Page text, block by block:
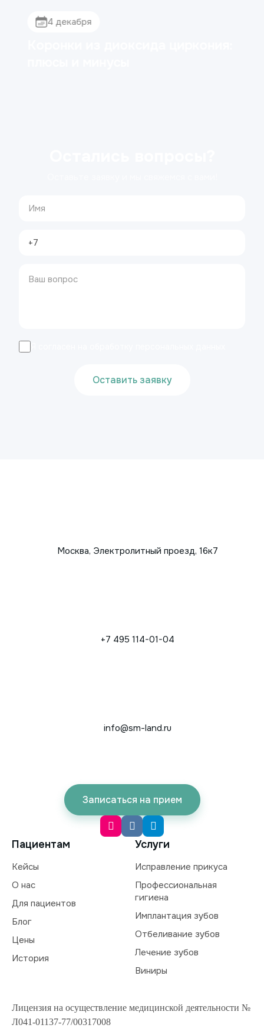
4 декабря
Оставить заявку
Москва, Электролитный проезд, 16к7
+7 495 114-01-04
info@sm-land.ru
Записаться на прием
Пациентам
Кейсы
О нас
Для пациентов
Блог
Цены
История
Услуги
Исправление прикуса
Профессиональная
гигиена
Имплантация зубов
Отбеливание зубов
Лечение зубов
Виниры
Лицензия на осуществление медицинской деятельности №
Л041-01137-77/00317008